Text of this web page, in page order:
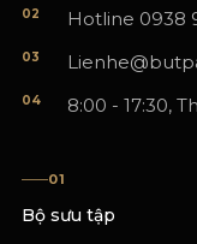
02 Hotline 0938
03
04 8:00 - 17:30,
01
Bộ sưu tập